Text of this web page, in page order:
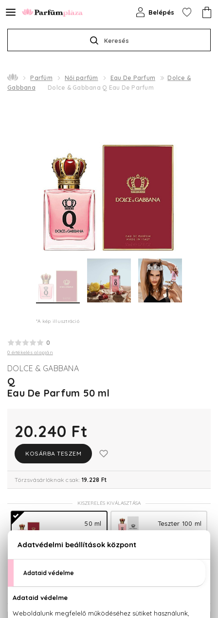
Keresés
Belépés
Parfüm Női parfüm Eau De Parfum
Dolce &
Gabbana
Dolce & Gabbana Q Eau De Parfum
*A kép illusztráció
0
0 értékelés alapján
DOLCE & GABBANA
Q
Eau De Parfum 50 ml
20.240 Ft
KOSÁRBA TESZEM
Törzsvásárlóknak csak: 19.228 Ft
KISZERELÉS KIVÁLASZTÁSA
50 ml
20.240 Ft
Teszter 100 ml
20.900 Ft
21.780 Ft